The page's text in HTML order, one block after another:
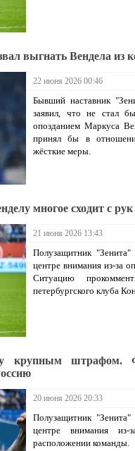
выгнать Вендела из
22 июня 2026 00:46
Бывший наставник
заявил, что не стал
опозданием Маркуса
принял бы в
жёсткие меры.
многое сходит с
21 июня 2026 13:43
Полузащитник
центре внимания из-за
Ситуацию
петербургского клуба
крупным штрафом.
20 июня 2026 20:33
Полузащитник
центре внимания из-
расположении команды.